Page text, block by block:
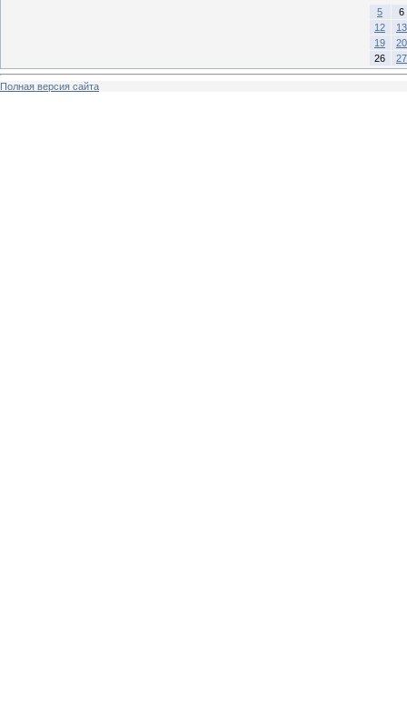
5
6
12
13
19
20
26
27
Полная версия сайта